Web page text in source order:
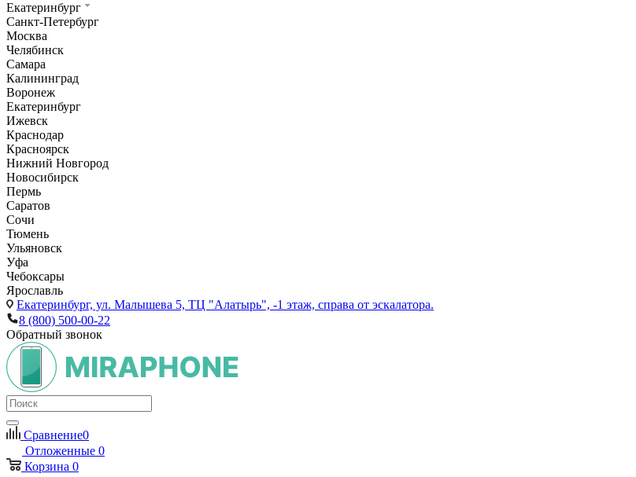
Екатеринбург
Санкт-Петербург
Москва
Челябинск
Самара
Калининград
Воронеж
Екатеринбург
Ижевск
Краснодар
Красноярск
Нижний Новгород
Новосибирск
Пермь
Саратов
Сочи
Тюмень
Ульяновск
Уфа
Чебоксары
Ярославль
Екатеринбург, ул. Малышева 5, ТЦ "Алатырь", -1 этаж, справа от эскалатора.
8 (800) 500-00-22
Обратный звонок
Сравнение0
Отложенные 0
Корзина 0